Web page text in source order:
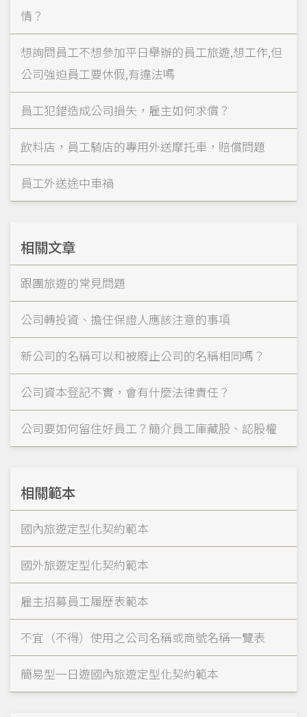
情？
想詢問員工不想參加平日舉辦的員工旅遊,想工作,但
公司強迫員工要休假,有違法嗎
員工犯錯造成公司損失，雇主如何求償？
飲料店，員工騎店的專用外送摩托車，賠償問題
員工外送途中車禍
相關文章
跟團旅遊的常見問題
公司轉投資、擔任保證人應該注意的事項
新公司的名稱可以和被廢止公司的名稱相同嗎？
公司資本登記不實，會有什麼法律責任？
公司要如何留住好員工？簡介員工庫藏股、認股權
相關範本
國內旅遊定型化契約範本
國外旅遊定型化契約範本
雇主招募員工履歷表範本
不宜（不得）使用之公司名稱或商號名稱一覽表
簡易型一日遊國內旅遊定型化契約範本